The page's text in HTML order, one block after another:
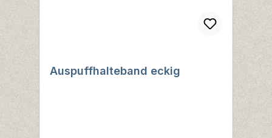
Auspuffhalteband eckig